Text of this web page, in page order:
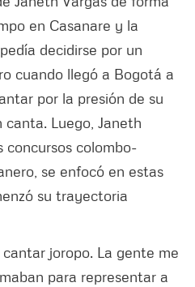
en Casanare y la
decidirse por un
cuando llegó a Bogotá a
por la presión de su
Luego, Janeth
concursos colombo-
se enfocó en estas
su trayectoria
joropo. La gente me
para representar a